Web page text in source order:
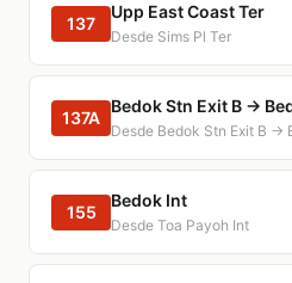
137
Upp East Coast Ter
Desde Sims Pl Ter
137A
Bedok Stn Exit B →
Desde Bedok Stn Exit B →
155
Bedok Int
Desde Toa Payoh Int